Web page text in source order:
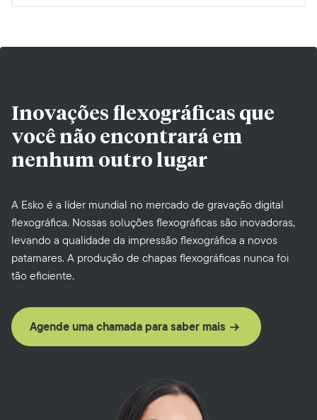
Inovações flexográficas que
você não encontrará em
nenhum outro lugar
A Esko é a líder mundial no mercado de gravação digital
flexográfica. Nossas soluções flexográficas são inovadoras,
levando a qualidade da impressão flexográfica a novos
patamares. A produção de chapas flexográficas nunca foi
tão eficiente.
Agende uma chamada para saber mais